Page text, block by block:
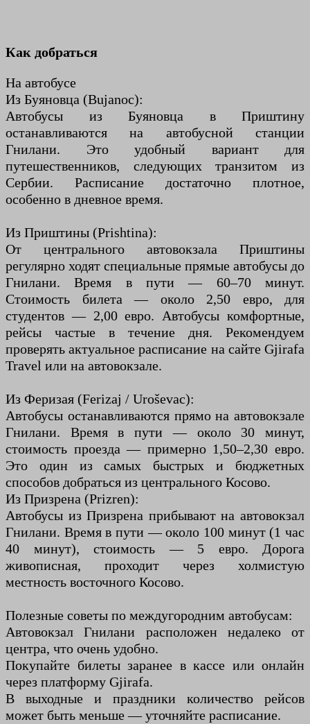
Как добраться
На автобусе
Из Буяновца (Bujanoc):
Автобусы из Буяновца в Приштину
останавливаются на автобусной станции
Гнилани. Это удобный вариант для
путешественников, следующих транзитом из
Сербии. Расписание достаточно плотное,
особенно в дневное время.
Из Приштины (Prishtina):
От центрального автовокзала Приштины
регулярно ходят специальные прямые автобусы до
Гнилани. Время в пути — 60–70 минут.
Стоимость билета — около 2,50 евро, для
студентов — 2,00 евро. Автобусы комфортные,
рейсы частые в течение дня. Рекомендуем
проверять актуальное расписание на сайте Gjirafa
Travel или на автовокзале.
Из Феризая (Ferizaj / Uroševac):
Автобусы останавливаются прямо на автовокзале
Гнилани. Время в пути — около 30 минут,
стоимость проезда — примерно 1,50–2,30 евро.
Это один из самых быстрых и бюджетных
способов добраться из центрального Косово.
Из Призрена (Prizren):
Автобусы из Призрена прибывают на автовокзал
Гнилани. Время в пути — около 100 минут (1 час
40 минут), стоимость — 5 евро. Дорога
живописная, проходит через холмистую
местность восточного Косово.
Полезные советы по междугородним автобусам:
Автовокзал Гнилани расположен недалеко от
центра, что очень удобно.
Покупайте билеты заранее в кассе или онлайн
через платформу Gjirafa.
В выходные и праздники количество рейсов
может быть меньше — уточняйте расписание.